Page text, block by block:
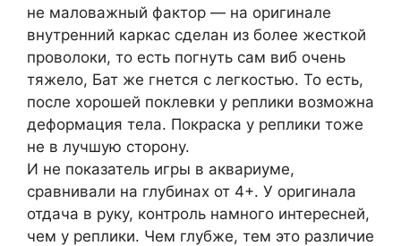
не маловажный фактор — на оригинале
внутренний каркас сделан из более жесткой
проволоки, то есть погнуть сам виб очень
тяжело, Бат же гнется с легкостью. То есть,
после хорошей поклевки у реплики возможна
деформация тела. Покраска у реплики тоже
не в лучшую сторону.
И не показатель игры в аквариуме,
сравнивали на глубинах от 4+. У оригинала
отдача в руку, контроль намного интересней,
чем у реплики. Чем глубже, тем это различие